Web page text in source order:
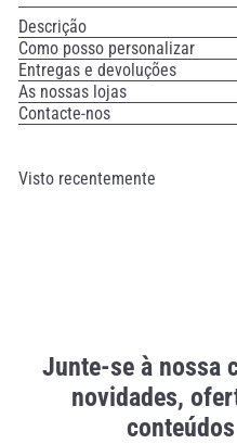
Descrição
Como posso personalizar
Entregas e devoluções
As nossas lojas
Contacte-nos
Visto recentemente
Junte-se à nossa
novidades,